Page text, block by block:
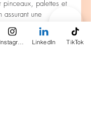
pinceaux, palettes et
assurant une
sur le contenu. Sa
double curseur et sa
facilitent le
LinkedIn TikTok